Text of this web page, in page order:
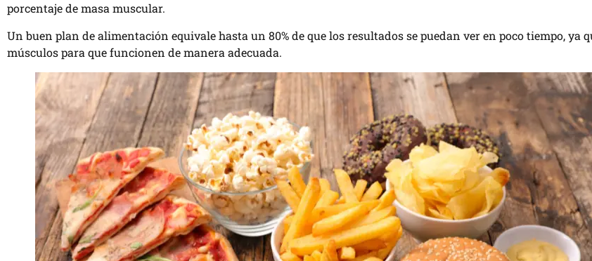
porcentaje de masa muscular.
Un buen plan de alimentación equivale hasta un 80% de que los resultados se puedan ver en poco tiempo, ya
músculos para que funcionen de manera adecuada.